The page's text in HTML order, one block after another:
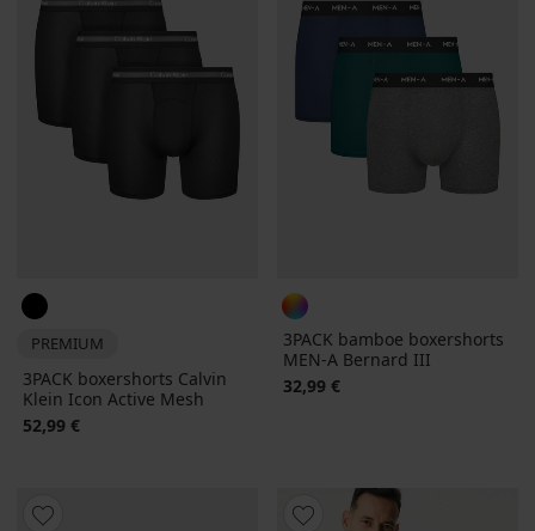
PREMIUM
3PACK boxershorts Calvin
Klein Icon Active Mesh
52,99 €
3PACK bamboe boxershorts
MEN-A Bernard III
32,99 €